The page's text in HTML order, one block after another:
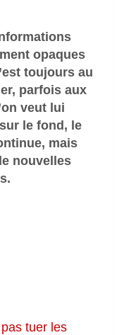
opaques
toujours au
parfois aux
veut lui
le fond, le
mais
nouvelles
tuer les